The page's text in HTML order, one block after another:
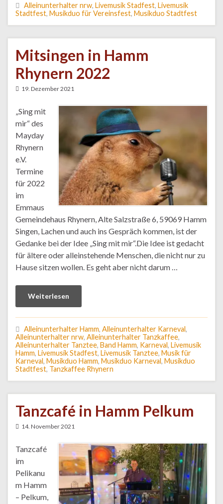
Alleinunterhalter nrw, Livemusik Stadfest, Livemusik
Stadtfest, Musikduo für Vereinsfest, Musikduo Stadtfest
Mitsingen in Hamm
Rhynern 2022
19. Dezember 2021
„Sing mit
mir“ des
Mayday
Rhynern
e.V.
Termine
für 2022
im
Emmaus
Gemeindehaus Rhynern, Alte Salzstraße 6, 59069 Hamm
Singen, Lachen und auch ins Gespräch kommen, ist der
Gedanke bei der Idee „Sing mit mir“.Die Idee ist gedacht
für ältere oder alleinstehende Menschen, die nicht nur zu
Hause sitzen wollen. Es geht aber nicht darum …
Weiterlesen
Alleinunterhalter Hamm, Alleinunterhalter Karneval,
Alleinunterhalter nrw, Alleinunterhalter Tanzkaffee,
Alleinunterhalter Tanztee, Band Hamm, Karneval, Livemusik
Hamm, Livemusik Stadfest, Livemusik Tanztee, Musik für
Karneval, Musikduo Hamm, Musikduo Karneval, Musikduo
Stadtfest, Tanzkaffee Rhynern
Tanzcafé in Hamm Pelkum
14. November 2021
Tanzcafé
im
Pelikanu
m Hamm
– Pelkum,